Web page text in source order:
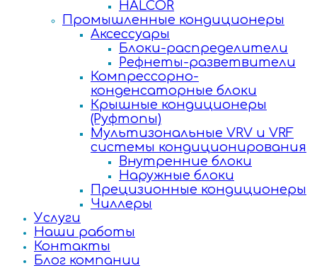
HALCOR
Промышленные кондиционеры
Аксессуары
Блоки-распределители
Рефнеты-разветвители
Компрессорно-
конденсаторные блоки
Крышные кондиционеры
(Руфтопы)
Мультизональные VRV и VRF
системы кондиционирования
Внутренние блоки
Наружные блоки
Прецизионные кондиционеры
Чиллеры
Услуги
Наши работы
Контакты
Блог компании